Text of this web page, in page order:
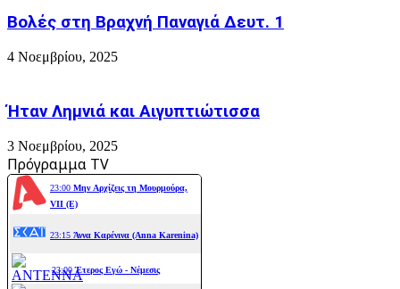
Βολές στη Βραχνή Παναγιά Δευτ. 1
4 Νοεμβρίου, 2025
Ήταν Λημνιά και Αιγυπτιώτισσα
3 Νοεμβρίου, 2025
Πρόγραμμα TV